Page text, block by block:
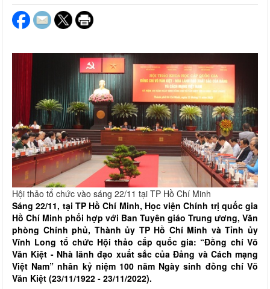
Hội thảo tổ chức vào sáng 22/11 tại TP Hồ Chí Minh
Sáng 22/11, tại TP Hồ Chí Minh, Học viện Chính trị quốc gia
Hồ Chí Minh phối hợp với Ban Tuyên giáo Trung ương, Văn
phòng Chính phủ, Thành ủy TP Hồ Chí Minh và Tỉnh ủy
Vĩnh Long tổ chức Hội thảo cấp quốc gia: “Đồng chí Võ
Văn Kiệt - Nhà lãnh đạo xuất sắc của Đảng và Cách mạng
Việt Nam” nhân kỷ niệm 100 năm Ngày sinh đồng chí Võ
Văn Kiệt (23/11/1922 - 23/11/2022).